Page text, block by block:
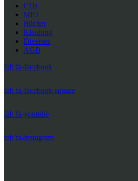
CDs
MP3
Bücher
Kleidung
Diverses
AGB
fab fa-facebook
fab fa-facebook-square
fab fa-youtube
fab fa-instagram